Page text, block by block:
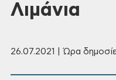
Λιμάνια
26.07.2021 | Ώρα